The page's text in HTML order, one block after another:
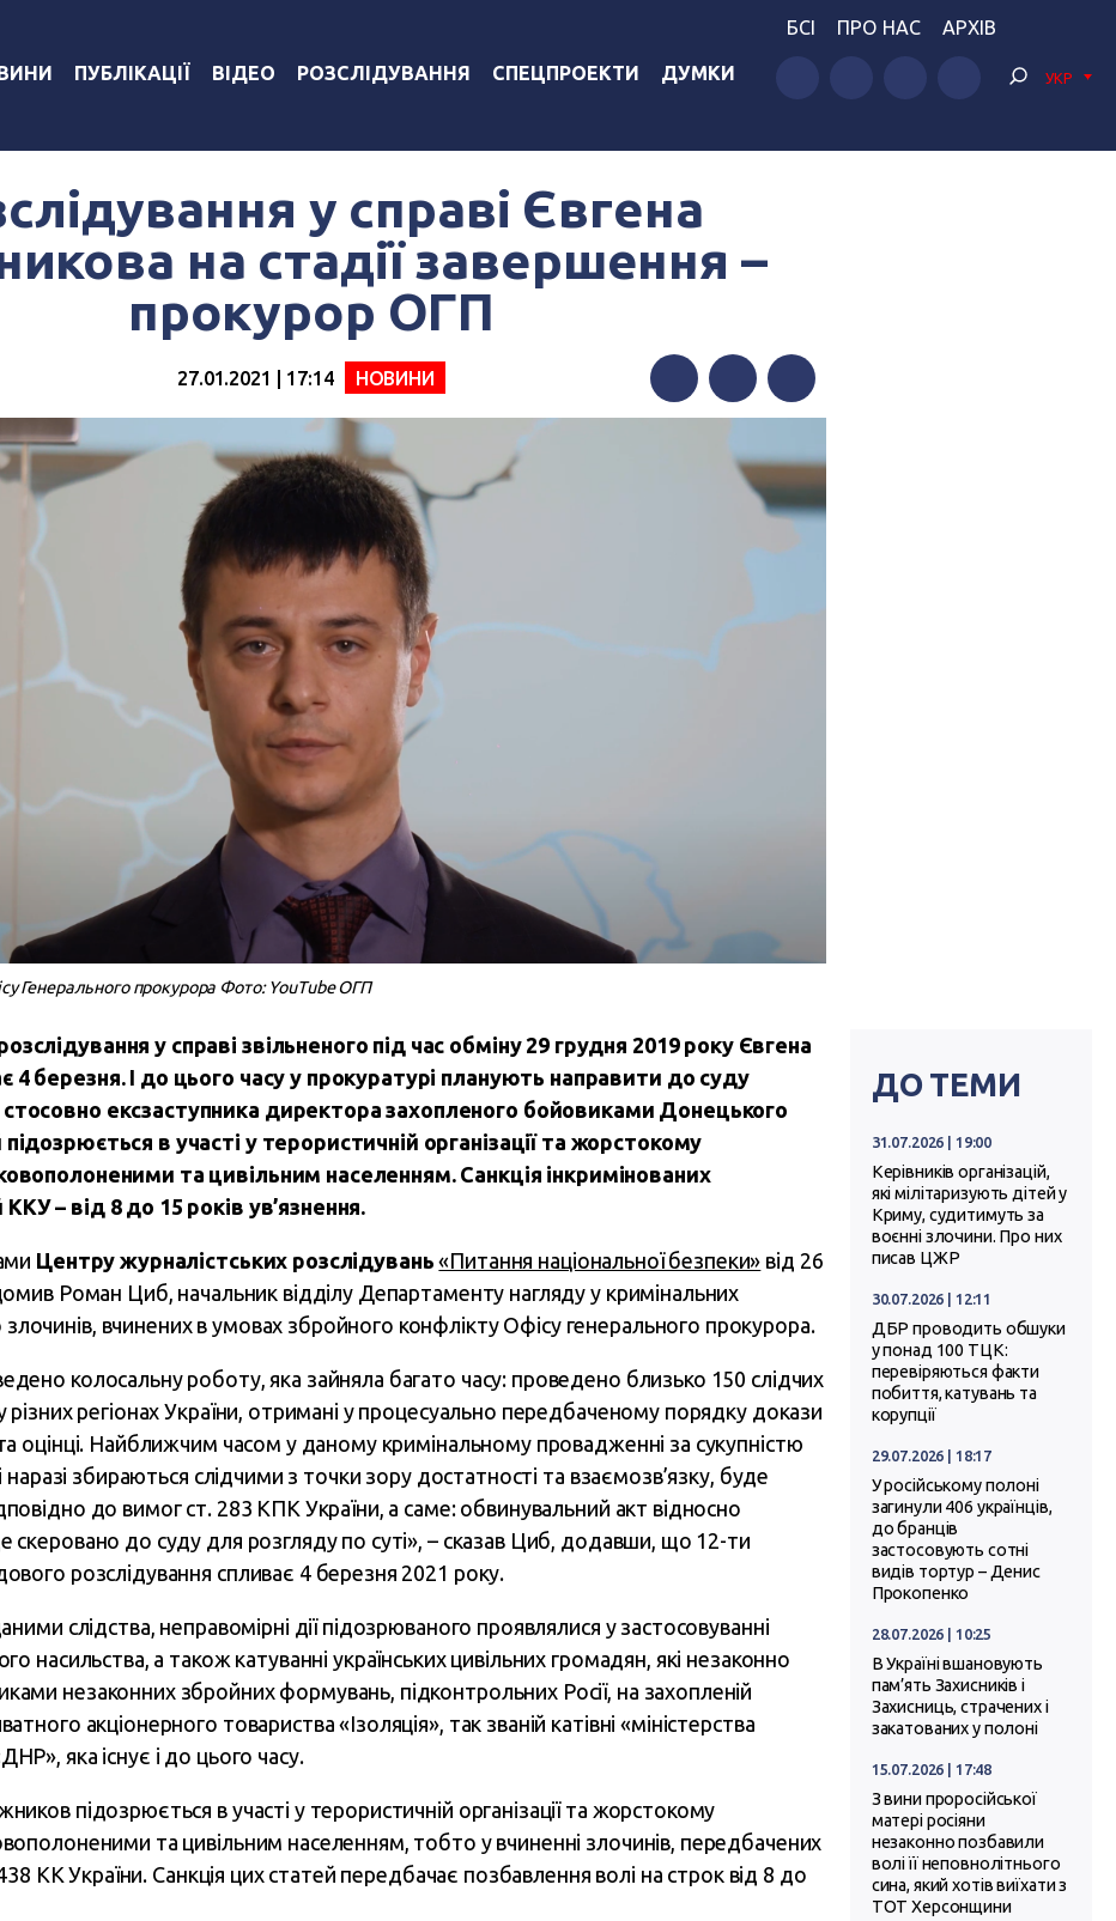
ПУБЛІКАЦІЇ ВІДЕО РОЗСЛІДУВАННЯ СПЕЦПРОЕКТИ ДУМКИ
БСІ ПРО НАС АРХІВ
УКР
у справі Євгена
на стадії завершення –
прокурор ОГП
27.01.2021 | 17:14 НОВИНИ
Генерального прокурора Фото: YouTube ОГП
у справі звільненого під час обміну 29 грудня 2019 року Євгена
4 березня. І до цього часу у прокуратурі планують направити до суду
ексзаступника директора захопленого бойовиками Донецького
в участі у терористичній організації та жорстокому
та цивільним населенням. Санкція інкримінованих
– від 8 до 15 років ув’язнення.
Центру журналістських розслідувань «Питання національної безпеки» від 26
Роман Циб, начальник відділу Департаменту нагляду у кримінальних
вчинених в умовах збройного конфлікту Офісу генерального прокурора.
колосальну роботу, яка зайняла багато часу: проведено близько 150 слідчих
різних регіонах України, отримані у процесуально передбаченому порядку докази
оцінці. Найближчим часом у даному кримінальному провадженні за сукупністю
і наразі збираються слідчими з точки зору достатності та взаємозв’язку, буде
до вимог ст. 283 КПК України, а саме: обвинувальний акт відносно
скеровано до суду для розгляду по суті», – сказав Циб, додавши, що 12-ти
розслідування спливає 4 березня 2021 року.
слідства, неправомірні дії підозрюваного проявлялися у застосовуванні
насильства, а також катуванні українських цивільних громадян, які незаконно
незаконних збройних формувань, підконтрольних Росії, на захопленій
акціонерного товариства «Ізоляція», так званій катівні «міністерства
яка існує і до цього часу.
підозрюється в участі у терористичній організації та жорстокому
та цивільним населенням, тобто у вчиненні злочинів, передбачених
КК України. Санкція цих статей передбачає позбавлення волі на строк від 8 до
ДО ТЕМИ
31.07.2026 | 19:00
Керівників організацій,
які мілітаризують дітей у
Криму, судитимуть за
воєнні злочини. Про них
писав ЦЖР
30.07.2026 | 12:11
ДБР проводить обшуки
у понад 100 ТЦК:
перевіряються факти
побиття, катувань та
корупції
29.07.2026 | 18:17
У російському полоні
загинули 406 українців,
до бранців
застосовують сотні
видів тортур – Денис
Прокопенко
28.07.2026 | 10:25
В Україні вшановують
пам’ять Захисників і
Захисниць, страчених і
закатованих у полоні
15.07.2026 | 17:48
З вини проросійської
матері росіяни
незаконно позбавили
волі її неповнолітнього
сина, який хотів виїхати з
ТОТ Херсонщини